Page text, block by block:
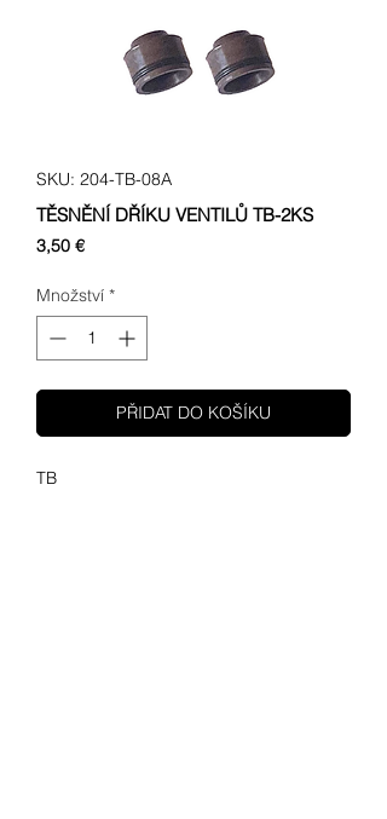
SKU: 204-TB-08A
TĚSNĚNÍ DŘÍKU VENTILŮ TB-2KS
3,50 €Cena
Množství *
PŘIDAT DO KOŠÍKU
TB